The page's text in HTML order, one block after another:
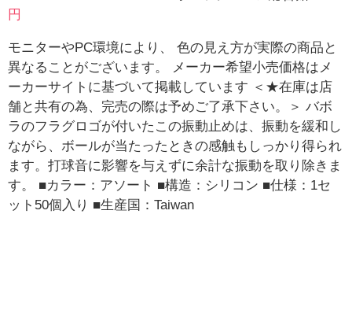
円
モニターやPC環境により、 色の見え方が実際の商品と
異なることがございます。 メーカー希望小売価格はメ
ーカーサイトに基づいて掲載しています ＜★在庫は店
舗と共有の為、完売の際は予めご了承下さい。＞ バボ
ラのフラグロゴが付いたこの振動止めは、振動を緩和し
ながら、ボールが当たったときの感触もしっかり得られ
ます。打球音に影響を与えずに余計な振動を取り除きま
す。 ■カラー：アソート ■構造：シリコン ■仕様：1セ
ット50個入り ■生産国：Taiwan